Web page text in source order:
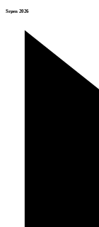
Srpen 2026